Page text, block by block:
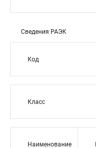
Сведения РАЭК
Код
Класс
Наименование